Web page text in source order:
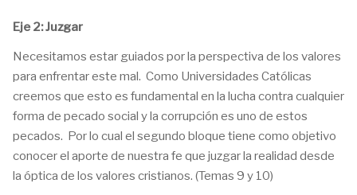
Eje 2: Juzgar
Necesitamos estar guiados por la perspectiva de los valores
para enfrentar este mal. Como Universidades Católicas
creemos que esto es fundamental en la lucha contra cualquier
forma de pecado social y la corrupción es uno de estos
pecados. Por lo cual el segundo bloque tiene como objetivo
conocer el aporte de nuestra fe que juzgar la realidad desde
la óptica de los valores cristianos. (Temas 9 y 10)